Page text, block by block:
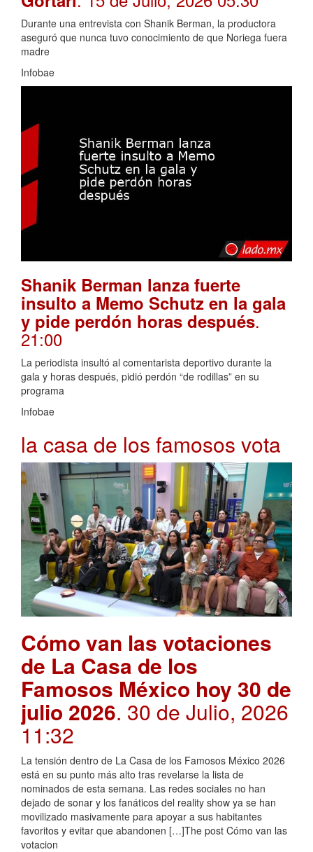
Durante una entrevista con Shanik Berman, la productora
aseguró que nunca tuvo conocimiento de que Noriega fuera
madre
Infobae
Shanik Berman lanza fuerte
insulto a Memo Schutz en la gala
y pide perdón horas después.
21:00
La periodista insultó al comentarista deportivo durante la
gala y horas después, pidió perdón “de rodillas” en su
programa
Infobae
la casa de los famosos vota
Cómo van las votaciones
de La Casa de los
Famosos México hoy 30 de
julio 2026. 30 de Julio, 2026
11:32
La tensión dentro de La Casa de los Famosos México 2026
está en su punto más alto tras revelarse la lista de
nominados de esta semana. Las redes sociales no han
dejado de sonar y los fanáticos del reality show ya se han
movilizado masivamente para apoyar a sus habitantes
favoritos y evitar que abandonen […]The post Cómo van las
votacion